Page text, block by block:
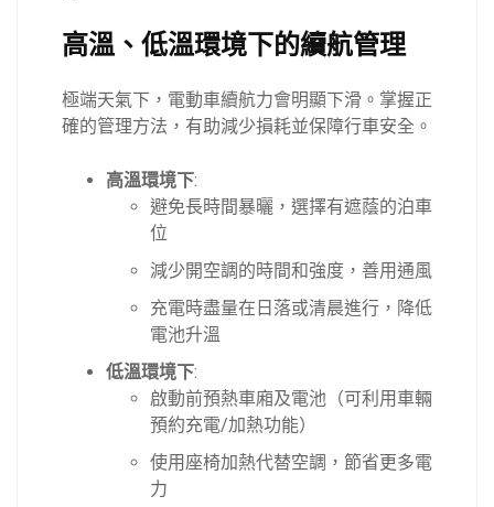
高溫、低溫環境下的續航管理
極端天氣下，電動車續航力會明顯下滑。掌握正
確的管理方法，有助減少損耗並保障行車安全。
高溫環境下:
避免長時間暴曬，選擇有遮蔭的泊車
位
減少開空調的時間和強度，善用通風
充電時盡量在日落或清晨進行，降低
電池升溫
低溫環境下:
啟動前預熱車廂及電池（可利用車輛
預約充電/加熱功能）
使用座椅加熱代替空調，節省更多電
力